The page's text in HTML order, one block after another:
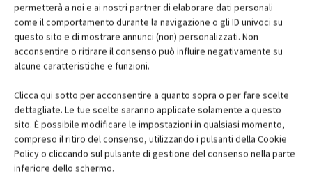
permetterà a noi e ai nostri partner di elaborare dati personali
come il comportamento durante la navigazione o gli ID univoci su
questo sito e di mostrare annunci (non) personalizzati. Non
acconsentire o ritirare il consenso può influire negativamente su
alcune caratteristiche e funzioni.
Clicca qui sotto per acconsentire a quanto sopra o per fare scelte
dettagliate. Le tue scelte saranno applicate solamente a questo
sito. È possibile modificare le impostazioni in qualsiasi momento,
compreso il ritiro del consenso, utilizzando i pulsanti della Cookie
Policy o cliccando sul pulsante di gestione del consenso nella parte
inferiore dello schermo.